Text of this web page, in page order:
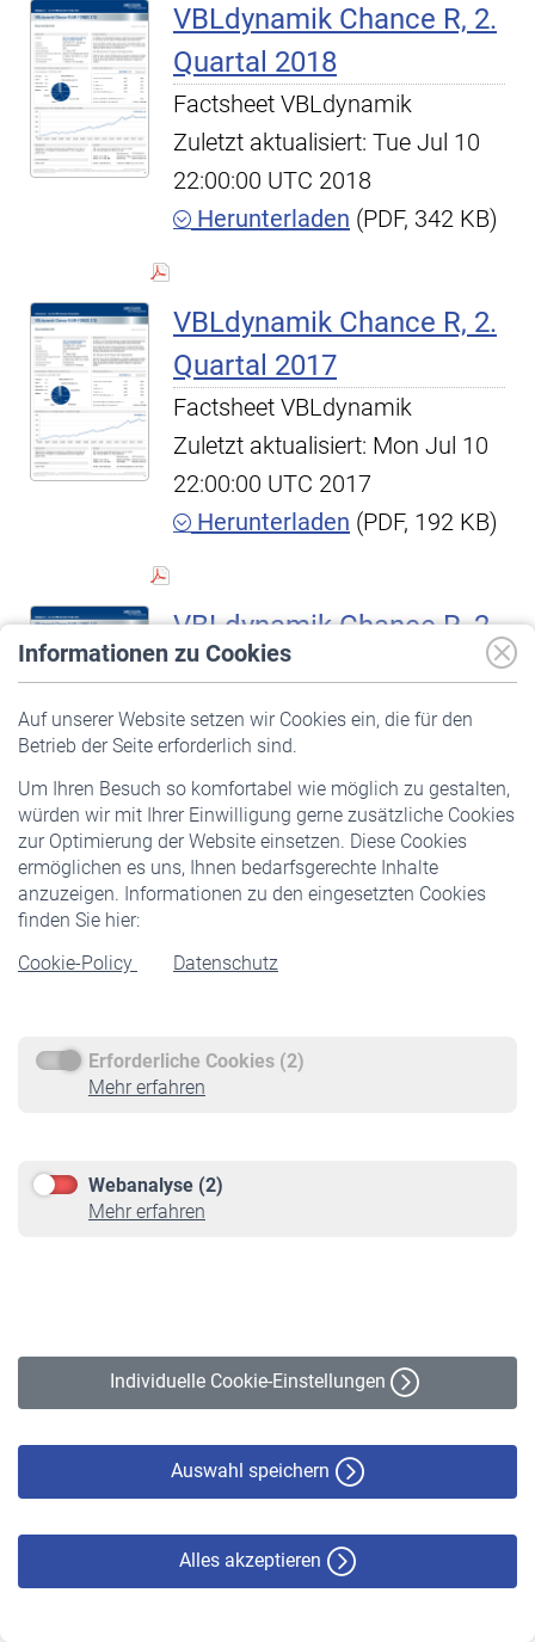
VBLdynamik Chance R, 2.
Quartal 2018
Factsheet VBLdynamik
Zuletzt aktualisiert: Tue Jul 10
22:00:00 UTC 2018
Herunterladen (PDF, 342 KB)
VBLdynamik Chance R, 2.
Quartal 2017
Factsheet VBLdynamik
Zuletzt aktualisiert: Mon Jul 10
22:00:00 UTC 2017
Herunterladen (PDF, 192 KB)
VBLdynamik Chance R, 2.
Quartal 2016
Factsheet VBLdynamik
Zuletzt aktualisiert: Wed Jul 06
22:00:00 UTC 2016
Herunterladen(PDF, 341 KB)
Quartal 2015
Zuletzt aktualisiert: Tue Jul 07
22:00:00 UTC 2015
Zuletzt aktualisiert: Wed Aug 06
22:00:00 UTC 2014
VBLdynamik Chance R, 2.
Quartal 2013
Informationen zu Cookies
Auf unserer Website setzen wir Cookies ein, die für den
Betrieb der Seite erforderlich sind.
Um Ihren Besuch so komfortabel wie möglich zu gestalten,
würden wir mit Ihrer Einwilligung gerne zusätzliche Cookies
zur Optimierung der Website einsetzen. Diese Cookies
ermöglichen es uns, Ihnen bedarfsgerechte Inhalte
anzuzeigen. Informationen zu den eingesetzten Cookies
finden Sie hier:
Cookie-Policy
Datenschutz
Erforderliche Cookies (2)
Mehr erfahren
Webanalyse (2)
Mehr erfahren
Individuelle Cookie-Einstellungen
Auswahl speichern
Alles akzeptieren